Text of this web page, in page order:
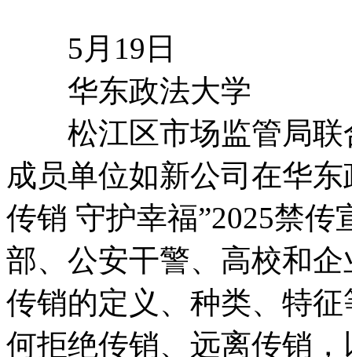
5月19日
华东政法大学
松江区市场监管局联
成员单位如新公司在华
传销 守护幸福”2025禁
部、公安干警、高校和
传销的定义、种类、特
何拒绝传销、远离传销